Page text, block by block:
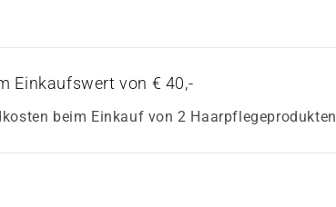
Einkaufswert von € 40,-
beim Einkauf von 2 Haarpflegeprodukten